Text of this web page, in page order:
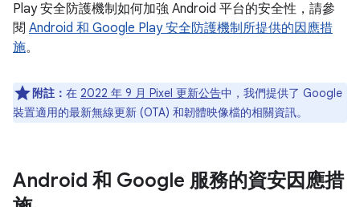
Play 安全防護機制如何加強 Android 平台的安全性，請參
閱 Android 和 Google Play 安全防護機制所提供的因應措
施。
附註： 在 2022 年 9 月 Pixel 更新公告中，我們提供了 Google
裝置適用的最新無線更新 (OTA) 和韌體映像檔的相關資訊。
Android 和 Google 服務的資安因應措